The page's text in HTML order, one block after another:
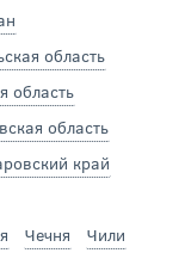
область
область
область
край
Чечня
Чили